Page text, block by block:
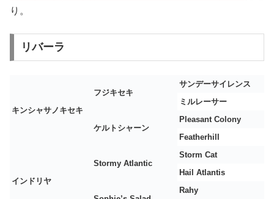
り。
リバーラ
キンシャサノキセキ
フジキセキ
サンデーサイレンス
ミルレーサー
ケルトシャーン
Pleasant Colony
Featherhill
インドリヤ
Stormy Atlantic
Storm Cat
Hail Atlantis
Rahy